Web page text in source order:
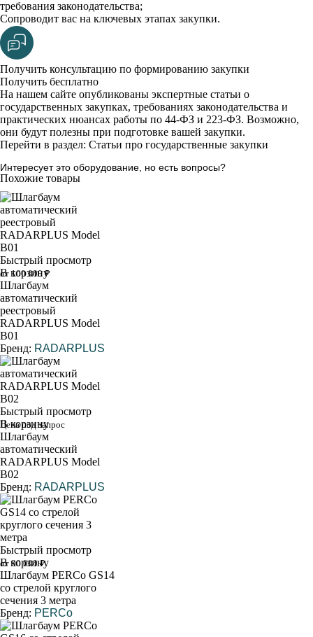
требования законодательства;
Сопроводит вас на ключевых этапах закупки.
Получить консультацию по формированию закупки
Получить бесплатно
На нашем сайте опубликованы экспертные статьи о
государственных закупках, требованиях законодательства и
практических нюансах работы по 44-ФЗ и 223-ФЗ. Возможно,
они будут полезны при подготовке вашей закупки.
Перейти в раздел: Статьи про государственные закупки
Интересует это оборудование, но есть вопросы?
Похожие товары
Быстрый просмотр
В корзину
от 100 000 ₽
Шлагбаум
автоматический
реестровый
RADARPLUS Model
B01
Бренд: RADARPLUS
Быстрый просмотр
В корзину
Цена под запрос
Шлагбаум
автоматический
RADARPLUS Model
B02
Бренд: RADARPLUS
Быстрый просмотр
В корзину
от 90 000 ₽
Шлагбаум PERCo GS14
со стрелой круглого
сечения 3 метра
Бренд: PERCo